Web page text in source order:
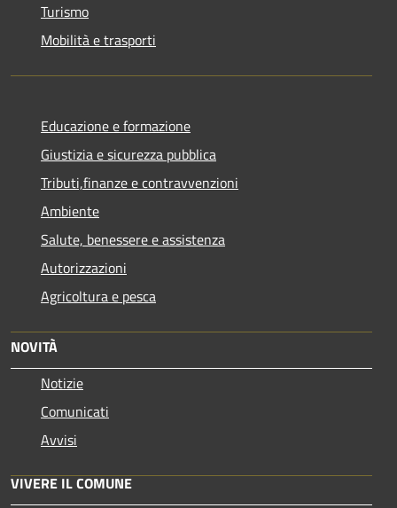
Turismo
Mobilità e trasporti
Educazione e formazione
Giustizia e sicurezza pubblica
Tributi,finanze e contravvenzioni
Ambiente
Salute, benessere e assistenza
Autorizzazioni
Agricoltura e pesca
NOVITÀ
Notizie
Comunicati
Avvisi
VIVERE IL COMUNE